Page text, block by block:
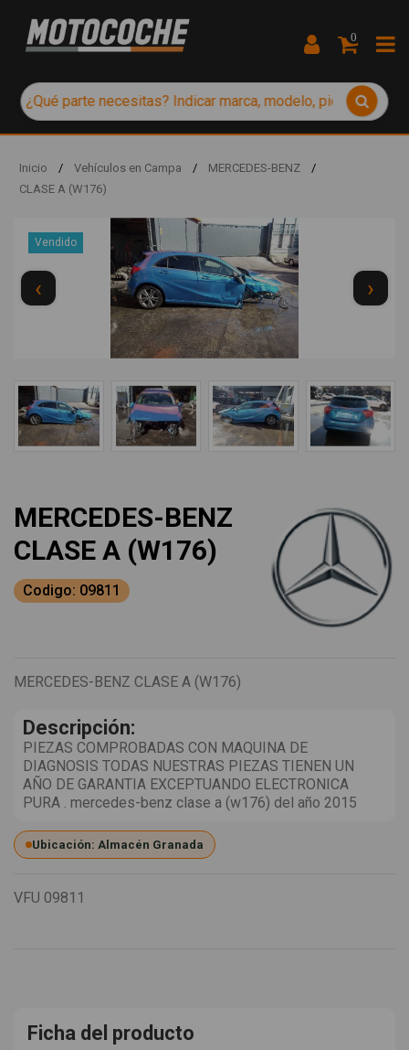
0
Inicio / Vehículos en Campa / MERCEDES-BENZ
/
CLASE A (W176)
Vendido
‹ ›
MERCEDES-BENZ
CLASE A (W176)
Codigo: 09811
MERCEDES-BENZ CLASE A (W176)
Descripción:
PIEZAS COMPROBADAS CON MAQUINA DE
DIAGNOSIS TODAS NUESTRAS PIEZAS TIENEN UN
AÑO DE GARANTIA EXCEPTUANDO ELECTRONICA
PURA . mercedes-benz clase a (w176) del año 2015
Ubicación: Almacén Granada
VFU 09811
Ficha del producto